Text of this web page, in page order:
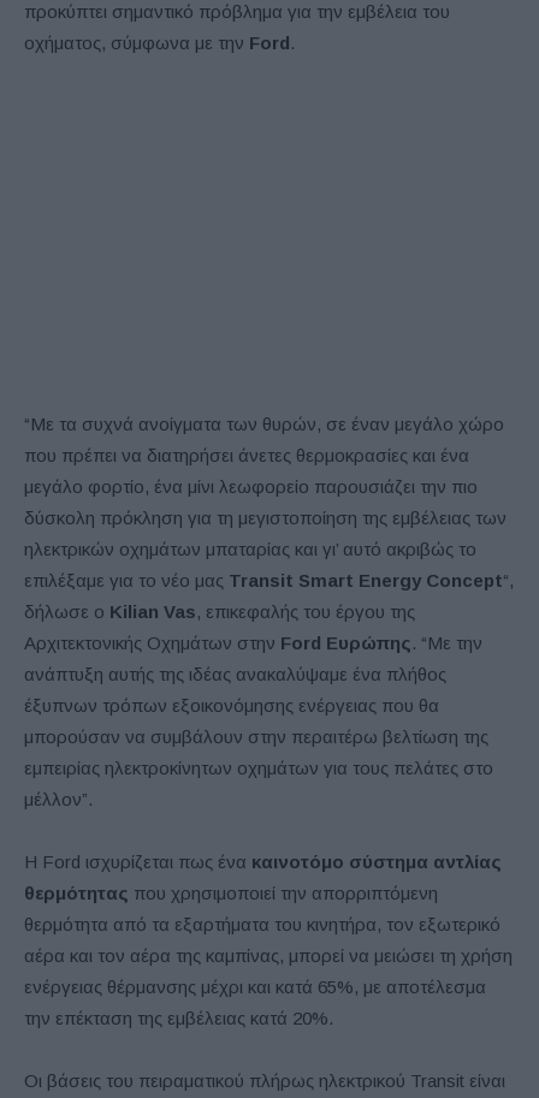
προκύπτει σημαντικό πρόβλημα για την εμβέλεια του
οχήματος, σύμφωνα με την Ford.
“Με τα συχνά ανοίγματα των θυρών, σε έναν μεγάλο χώρο
που πρέπει να διατηρήσει άνετες θερμοκρασίες και ένα
μεγάλο φορτίο, ένα μίνι λεωφορείο παρουσιάζει την πιο
δύσκολη πρόκληση για τη μεγιστοποίηση της εμβέλειας των
ηλεκτρικών οχημάτων μπαταρίας και γι’ αυτό ακριβώς το
επιλέξαμε για το νέο μας Transit Smart Energy Concept“,
δήλωσε ο Kilian Vas, επικεφαλής του έργου της
Αρχιτεκτονικής Οχημάτων στην Ford Ευρώπης . “Με την
ανάπτυξη αυτής της ιδέας ανακαλύψαμε ένα πλήθος
έξυπνων τρόπων εξοικονόμησης ενέργειας που θα
μπορούσαν να συμβάλουν στην περαιτέρω βελτίωση της
εμπειρίας ηλεκτροκίνητων οχημάτων για τους πελάτες στο
μέλλον”.
Η Ford ισχυρίζεται πως ένα καινοτόμο σύστημα αντλίας
θερμότητας που χρησιμοποιεί την απορριπτόμενη
θερμότητα από τα εξαρτήματα του κινητήρα, τον εξωτερικό
αέρα και τον αέρα της καμπίνας, μπορεί να μειώσει τη χρήση
ενέργειας θέρμανσης μέχρι και κατά 65%, με αποτέλεσμα
την επέκταση της εμβέλειας κατά 20%.
Οι βάσεις του πειραματικού πλήρως ηλεκτρικού Transit είναι